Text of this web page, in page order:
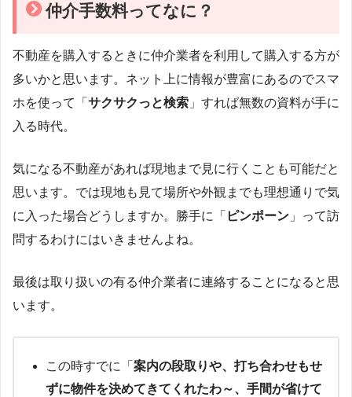
仲介手数料ってなに？
不動産を購入するときに仲介業者を利用して購入する方が
多いかと思います。ネット上に情報が豊富にあるのでスマ
ホを使って「 サクサクっと検索 」すれば無数の資料が手に
入る時代。
気になる不動産があれば現地まで見に行くことも可能だと
思います。では現地も見て場所や外観までも理想通りで気
に入った場合どうしますか。勝手に「 ピンポーン 」って訪
問するわけにはいきませんよね。
最後は取り扱いの有る仲介業者に連絡することになると思
います。
この時すでに「 案内の段取りや、打ち合わせもせ
ずに物件を決めてきてくれたわ～、手間が省けて